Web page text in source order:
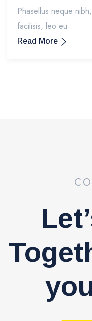
Phasellus neque
facilisis, leo eu
Read More